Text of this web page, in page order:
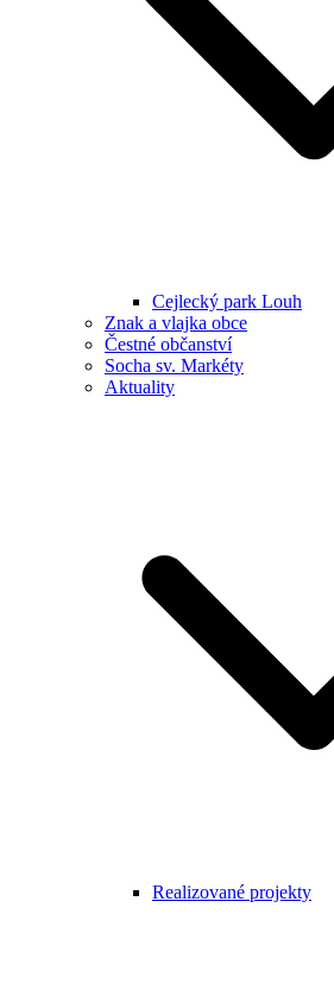
Cejlecký park Louh
Znak a vlajka obce
Čestné občanství
Socha sv. Markéty
Aktuality
Realizované projekty